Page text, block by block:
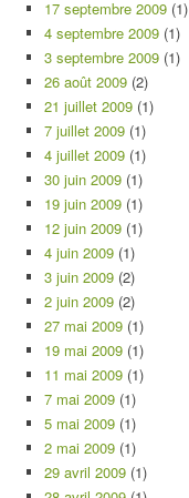
17 septembre 2009 (1)
4 septembre 2009 (1)
3 septembre 2009 (1)
26 août 2009 (2)
21 juillet 2009 (1)
7 juillet 2009 (1)
4 juillet 2009 (1)
30 juin 2009 (1)
19 juin 2009 (1)
12 juin 2009 (1)
4 juin 2009 (1)
3 juin 2009 (2)
2 juin 2009 (2)
27 mai 2009 (1)
19 mai 2009 (1)
11 mai 2009 (1)
7 mai 2009 (1)
5 mai 2009 (1)
2 mai 2009 (1)
29 avril 2009 (1)